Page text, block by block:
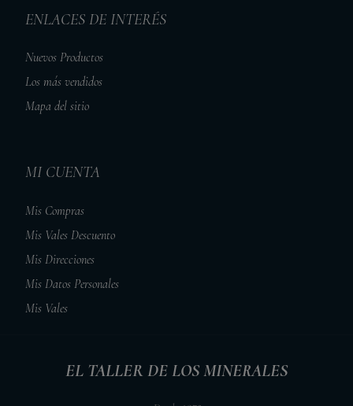
ENLACES DE INTERÉS
Nuevos Productos
Los más vendidos
Mapa del sitio
MI CUENTA
Mis Compras
Mis Vales Descuento
Mis Direcciones
Mis Datos Personales
Mis Vales
EL TALLER DE LOS MINERALES